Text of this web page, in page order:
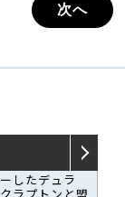
次へ